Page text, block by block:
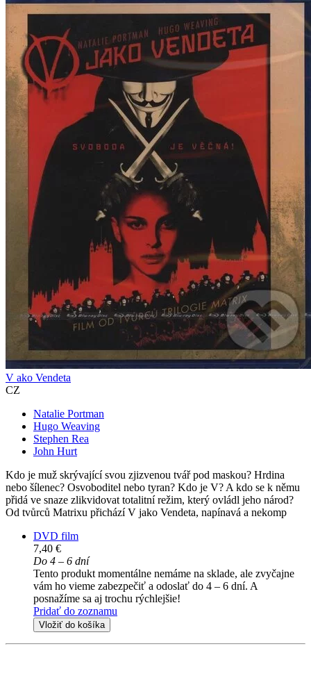
V ako Vendeta
CZ
Natalie Portman
Hugo Weaving
Stephen Rea
John Hurt
Kdo je muž skrývající svou zjizvenou tvář pod maskou? Hrdina
nebo šílenec? Osvoboditel nebo tyran? Kdo je V? A kdo se k němu
přidá ve snaze zlikvidovat totalitní režim, který ovládl jeho národ?
Od tvůrců Matrixu přichází V jako Vendeta, napínavá a nekomp
DVD film
7,40 €
Do 4 – 6 dní
Tento produkt momentálne nemáme na sklade, ale zvyčajne
vám ho vieme zabezpečiť a odoslať do 4 – 6 dní. A
posnažíme sa aj trochu rýchlejšie!
Pridať do zoznamu
Vložiť do košíka